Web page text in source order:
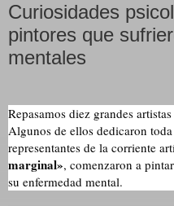
Curiosidades
pintores que
mentales
Repasamos diez grandes
Algunos de ellos dedicaron
representantes de la corriente
marginal», comenzaron a
su enfermedad mental.